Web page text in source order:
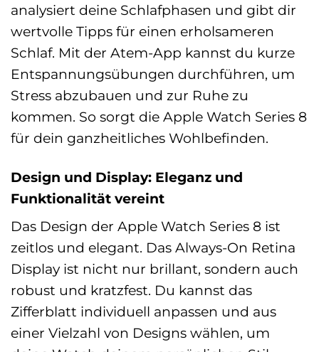
analysiert deine Schlafphasen und gibt dir
wertvolle Tipps für einen erholsameren
Schlaf. Mit der Atem-App kannst du kurze
Entspannungsübungen durchführen, um
Stress abzubauen und zur Ruhe zu
kommen. So sorgt die Apple Watch Series 8
für dein ganzheitliches Wohlbefinden.
Design und Display: Eleganz und
Funktionalität vereint
Das Design der Apple Watch Series 8 ist
zeitlos und elegant. Das Always-On Retina
Display ist nicht nur brillant, sondern auch
robust und kratzfest. Du kannst das
Zifferblatt individuell anpassen und aus
einer Vielzahl von Designs wählen, um